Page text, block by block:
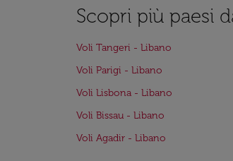
Scopri più paesi
Voli Tangeri - Libano
Voli Parigi - Libano
Voli Lisbona - Libano
Voli Bissau - Libano
Voli Agadir - Libano